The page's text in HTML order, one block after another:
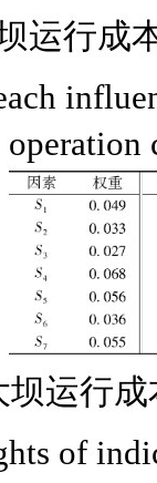
运行成
operation
坝运行
of